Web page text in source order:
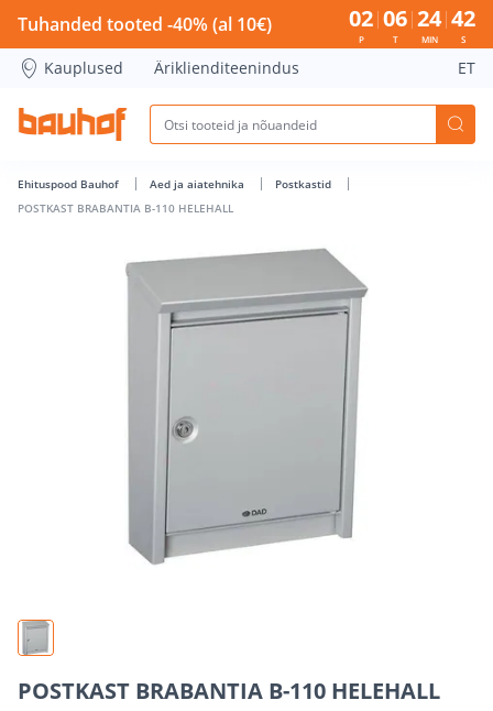
POSTKAST BRABANTIA B-110 HELEHALL - Bauhof has loaded
Tuhanded tooted -40% (al 10€) 02
P
06
T
24
MIN
42
S
Kauplused Äriklienditeenindus ET
Ehituspood Bauhof Aed ja aiatehnika
Postkastid
POSTKAST BRABANTIA B-110 HELEHALL
POSTKAST BRABANTIA B-110 HELEHALL